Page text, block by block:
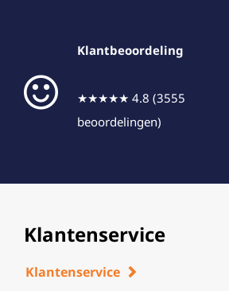
Klantbeoordeling
★★★★★ 4.8 (3555
beoordelingen)
Klantenservice
Klantenservice